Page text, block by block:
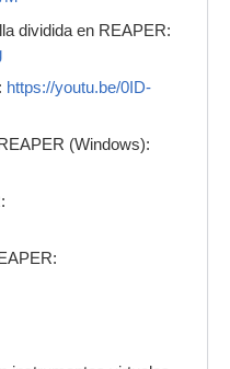
dividida en REAPER:
https://youtu.be/0ID-
(Windows):